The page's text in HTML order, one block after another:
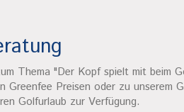
Thema "Der Kopf spielt mit beim
Greenfee Preisen oder zu unserem
Golfurlaub zur Verfügung.